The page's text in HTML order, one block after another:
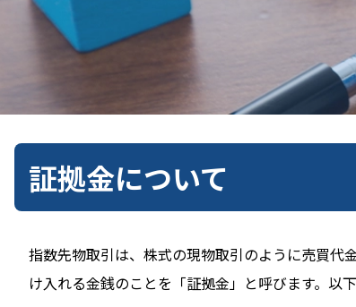
証拠金について
指数先物取引は、株式の現物取引のように売買代
け入れる金銭のことを「証拠金」と呼びます。以